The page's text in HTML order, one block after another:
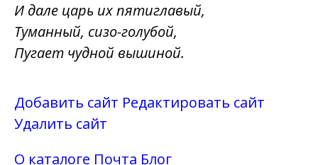
И дале царь их пятиглавый,
Туманный, сизо-голубой,
Пугает чудной вышиной.
Добавить сайт Редактировать сайт
Удалить сайт
О каталоге Почта Блог